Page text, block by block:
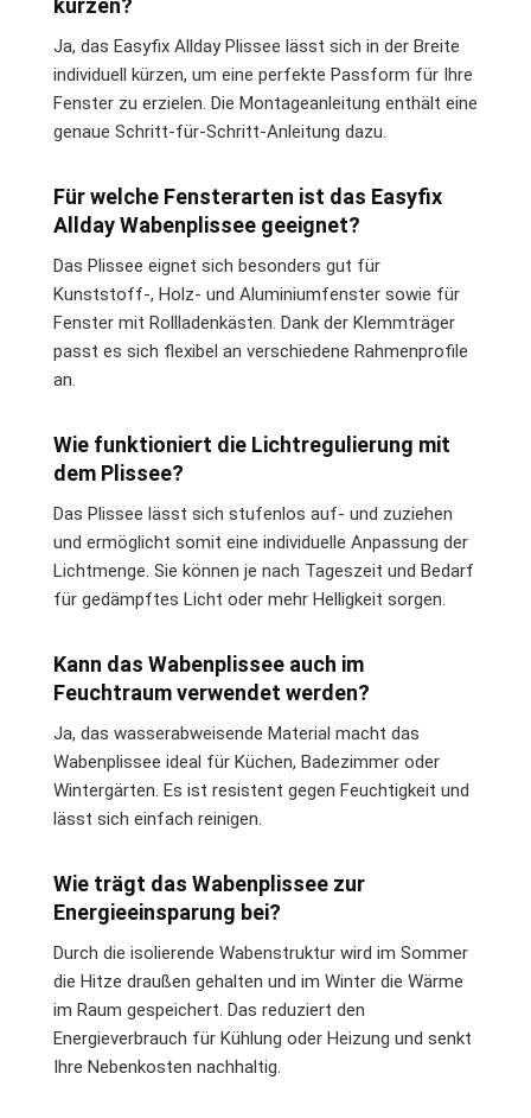
kürzen?
Ja, das Easyfix Allday Plissee lässt sich in der Breite
individuell kürzen, um eine perfekte Passform für Ihre
Fenster zu erzielen. Die Montageanleitung enthält eine
genaue Schritt-für-Schritt-Anleitung dazu.
Für welche Fensterarten ist das Easyfix
Allday Wabenplissee geeignet?
Das Plissee eignet sich besonders gut für
Kunststoff-, Holz- und Aluminiumfenster sowie für
Fenster mit Rollladenkästen. Dank der Klemmträger
passt es sich flexibel an verschiedene Rahmenprofile
an.
Wie funktioniert die Lichtregulierung mit
dem Plissee?
Das Plissee lässt sich stufenlos auf- und zuziehen
und ermöglicht somit eine individuelle Anpassung der
Lichtmenge. Sie können je nach Tageszeit und Bedarf
für gedämpftes Licht oder mehr Helligkeit sorgen.
Kann das Wabenplissee auch im
Feuchtraum verwendet werden?
Ja, das wasserabweisende Material macht das
Wabenplissee ideal für Küchen, Badezimmer oder
Wintergärten. Es ist resistent gegen Feuchtigkeit und
lässt sich einfach reinigen.
Wie trägt das Wabenplissee zur
Energieeinsparung bei?
Durch die isolierende Wabenstruktur wird im Sommer
die Hitze draußen gehalten und im Winter die Wärme
im Raum gespeichert. Das reduziert den
Energieverbrauch für Kühlung oder Heizung und senkt
Ihre Nebenkosten nachhaltig.